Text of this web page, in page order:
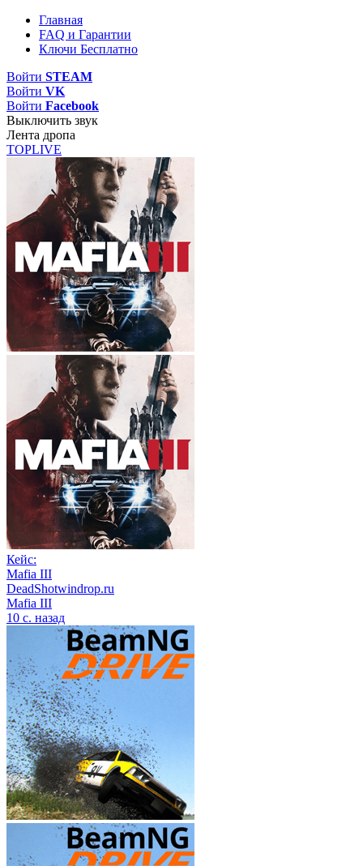
Главная
FAQ и Гарантии
Ключи Бесплатно
Войти STEAM
Войти VK
Войти Facebook
Выключить звук
Лента дропа
TOPLIVE
Кейс:
Mafia III
DeadShotwindrop.ru
Mafia III
10 с. назад